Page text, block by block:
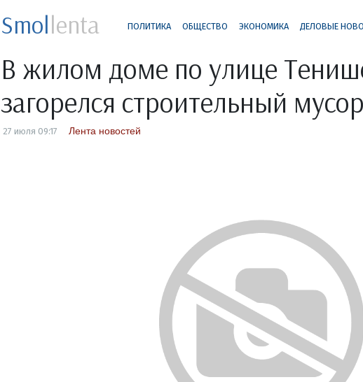
Smollenta ПОЛИТИКА ОБЩЕСТВО ЭКОНОМИКА ДЕЛОВЫЕ
В жилом доме по улице
загорелся строительный мусор
27 июля 09:17 Лента новостей